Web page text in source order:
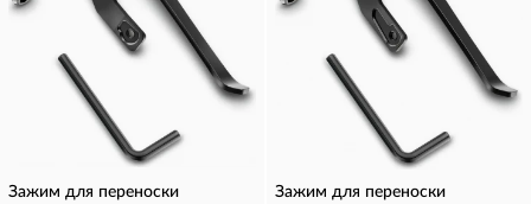
Зажим для переноски
Зажим для переноски